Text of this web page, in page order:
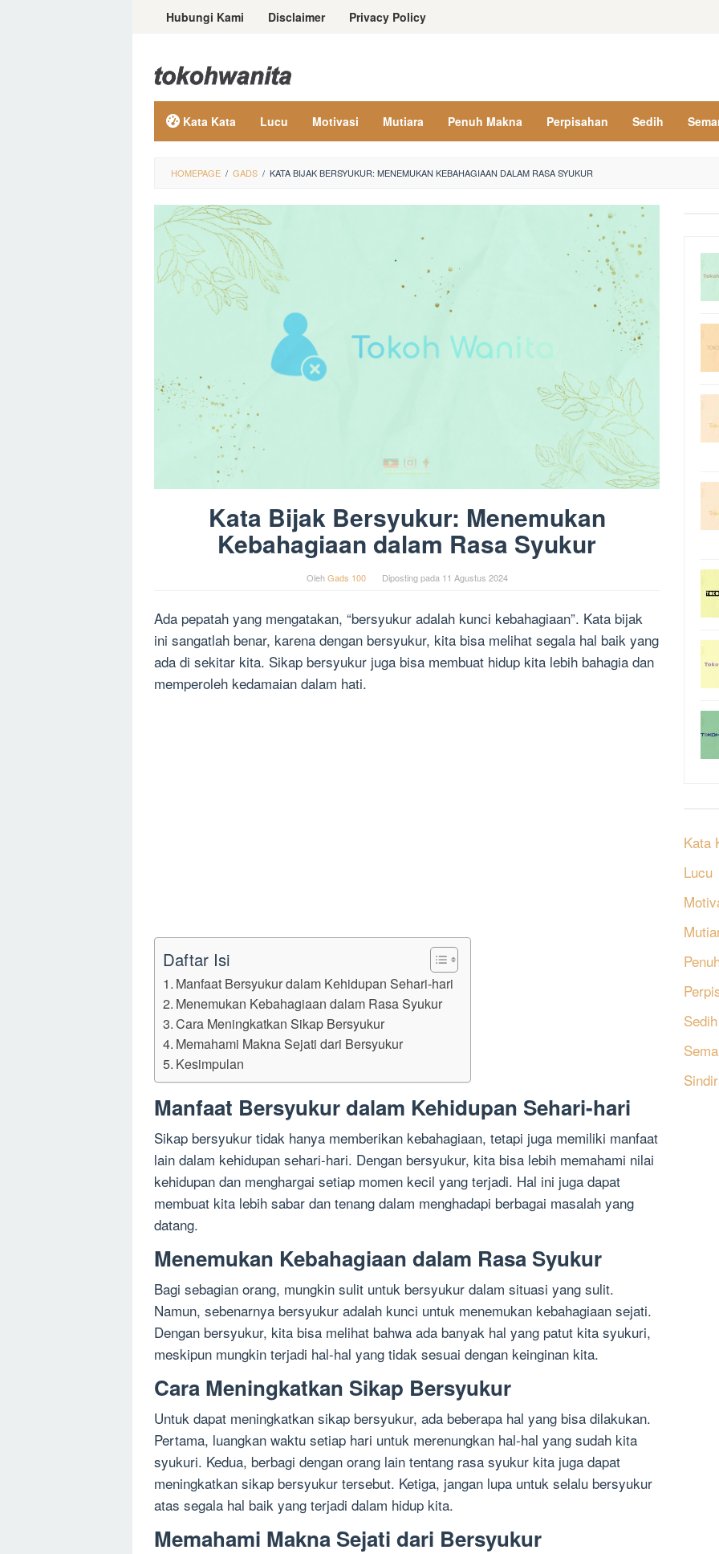
LoncatHubungi Kami Disclaimer Privacy Policy
Kata Kata Lucu Motivasi Mutiara Penuh Makna Perpisahan Sedih
HOMEPAGE / GADS / KATA BIJAK BERSYUKUR: MENEMUKAN KEBAHAGIAAN DALAM RASA SYUKUR
Kata Bijak Bersyukur: Menemukan
Kebahagiaan dalam Rasa Syukur
OlehGads 100 Diposting pada 11 Agustus 2024
Ada pepatah yang mengatakan, “bersyukur adalah kunci kebahagiaan”. Kata bijak
ini sangatlah benar, karena dengan bersyukur, kita bisa melihat segala hal baik yang
ada di sekitar kita. Sikap bersyukur juga bisa membuat hidup kita lebih bahagia dan
memperoleh kedamaian dalam hati.
Daftar Isi
Manfaat Bersyukur dalam Kehidupan Sehari-hari
Menemukan Kebahagiaan dalam Rasa Syukur
Cara Meningkatkan Sikap Bersyukur
Memahami Makna Sejati dari Bersyukur
Kesimpulan
Manfaat Bersyukur dalam Kehidupan Sehari-hari
Sikap bersyukur tidak hanya memberikan kebahagiaan, tetapi juga memiliki manfaat
lain dalam kehidupan sehari-hari. Dengan bersyukur, kita bisa lebih memahami nilai
kehidupan dan menghargai setiap momen kecil yang terjadi. Hal ini juga dapat
membuat kita lebih sabar dan tenang dalam menghadapi berbagai masalah yang
datang.
Menemukan Kebahagiaan dalam Rasa Syukur
Bagi sebagian orang, mungkin sulit untuk bersyukur dalam situasi yang sulit.
Namun, sebenarnya bersyukur adalah kunci untuk menemukan kebahagiaan sejati.
Dengan bersyukur, kita bisa melihat bahwa ada banyak hal yang patut kita syukuri,
meskipun mungkin terjadi hal-hal yang tidak sesuai dengan keinginan kita.
Cara Meningkatkan Sikap Bersyukur
Untuk dapat meningkatkan sikap bersyukur, ada beberapa hal yang bisa dilakukan.
Pertama, luangkan waktu setiap hari untuk merenungkan hal-hal yang sudah kita
syukuri. Kedua, berbagi dengan orang lain tentang rasa syukur kita juga dapat
meningkatkan sikap bersyukur tersebut. Ketiga, jangan lupa untuk selalu bersyukur
atas segala hal baik yang terjadi dalam hidup kita.
Memahami Makna Sejati dari Bersyukur
Kata
Lucu
Sedih